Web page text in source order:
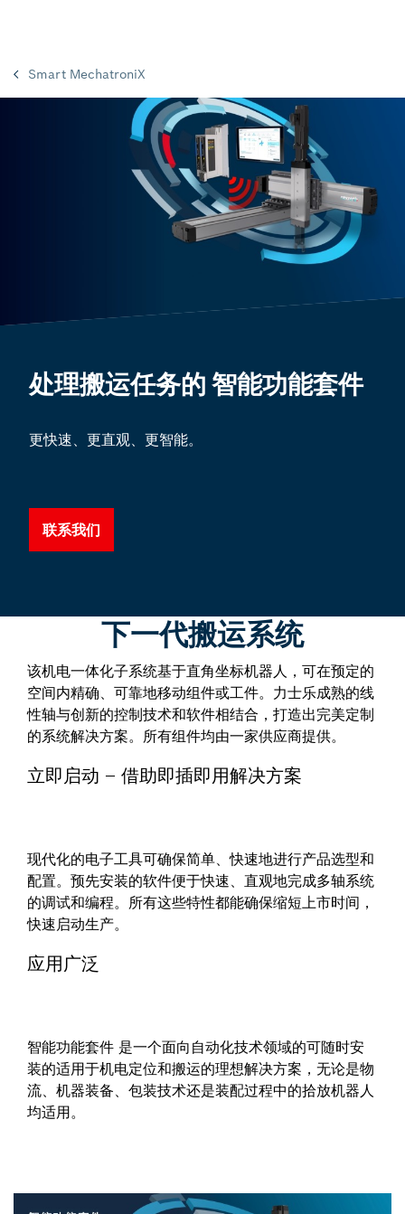
Smart MechatroniX
处理搬运任务的 智能功能套件
更快速、更直观、更智能。
联系我们
下一代搬运系统
该机电一体化子系统基于直角坐标机器人，可在预定的
空间内精确、可靠地移动组件或工件。力士乐成熟的线
性轴与创新的控制技术和软件相结合，打造出完美定制
的系统解决方案。所有组件均由一家供应商提供。
立即启动 – 借助即插即用解决方案
现代化的电子工具可确保简单、快速地进行产品选型和
配置。预先安装的软件便于快速、直观地完成多轴系统
的调试和编程。所有这些特性都能确保缩短上市时间，
快速启动生产。
应用广泛
智能功能套件 是一个面向自动化技术领域的可随时安
装的适用于机电定位和搬运的理想解决方案，无论是物
流、机器装备、包装技术还是装配过程中的拾放机器人
均适用。